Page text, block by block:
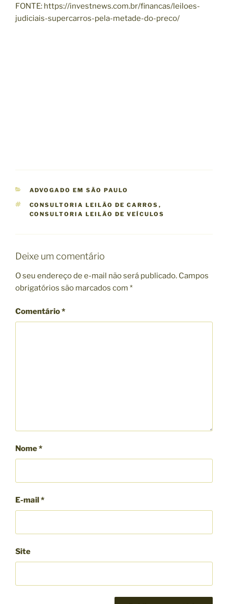
FONTE: https://investnews.com.br/financas/leiloes-
judiciais-supercarros-pela-metade-do-preco/
C
T
E
O
I
ADVOGADO EM SÃO PAULO
T
A
CONSULTORIA LEILÃO DE CARROS ,
CONSULTORIA LEILÃO DE VEÍCULOS
Deixe um comentário
O seu endereço de e-mail não será publicado. Campos
obrigatórios são marcados com *
Comentário*
Nome*
E-mail*
Site